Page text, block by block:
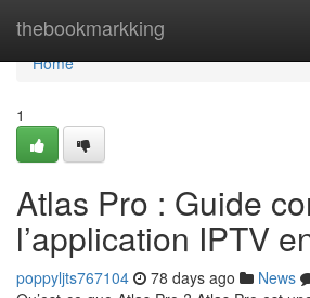
thebookmarkking
Home
Home
1
Atlas Pro : Guide
l’application IPTV
poppyljts767104 78 days ago News